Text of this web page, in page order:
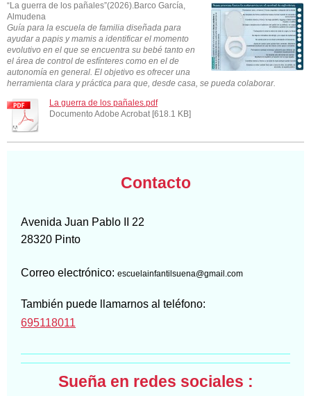
“La guerra de los pañales”(2026).Barco García,
Almudena
Guía para la escuela de familia diseñada para
ayudar a papis y mamis a identificar el momento
evolutivo en el que se encuentra su bebé tanto en
el área de control de esfínteres como en el de
autonomía en general. El objetivo es ofrecer una
herramienta clara y práctica para que, desde casa, se pueda colaborar.
La guerra de los pañales.pdf
Documento Adobe Acrobat [618.1 KB]
Contacto
Avenida Juan Pablo II
22
28320 Pinto
Correo electrónico: escuelainfantilsuena@gmail.com
También puede llamarnos al teléfono:
695118011
Sueña en redes sociales :